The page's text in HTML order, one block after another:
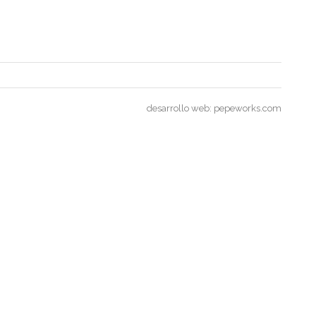
desarrollo web: pepeworks.com